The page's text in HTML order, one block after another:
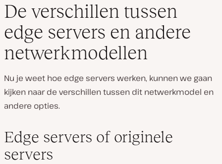
De verschillen tussen
edge servers en andere
netwerkmodellen
Nu je weet hoe edge servers werken, kunnen we gaan
kijken naar de verschillen tussen dit netwerkmodel en
andere opties.
Edge servers of originele
servers